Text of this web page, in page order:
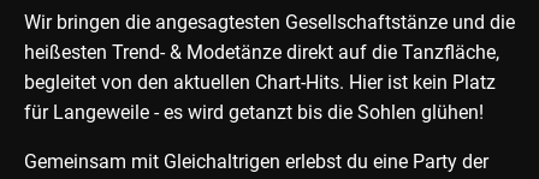
Wir bringen die angesagtesten Gesellschaftstänze und die
heißesten Trend- & Modetänze direkt auf die Tanzfläche,
begleitet von den aktuellen Chart-Hits. Hier ist kein Platz
für Langeweile - es wird getanzt bis die Sohlen glühen!
Gemeinsam mit Gleichaltrigen erlebst du eine Party der